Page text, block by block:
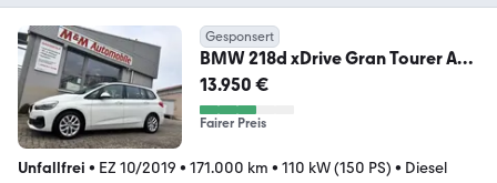
Gesponsert
BMW 218d xDrive Gran Tourer Aut.
*7-Sitzer/LED/NAVI*
13.950 €
Fairer Preis
Unfallfrei • EZ 10/2019 • 171.000 km • 110 kW (150 PS) • Diesel